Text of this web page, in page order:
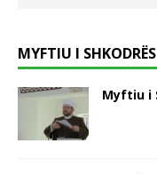
MYFTIU I SHKODRËS
Myftiu i